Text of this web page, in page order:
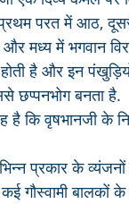
परत में आठ,
मध्य में भगवान
है और इन
छप्पनभोग बनता है.
यह है कि
प्रकार के
गौस्वामी